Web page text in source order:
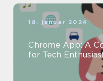
18. januar 2024
Chrome App: A
for Tech